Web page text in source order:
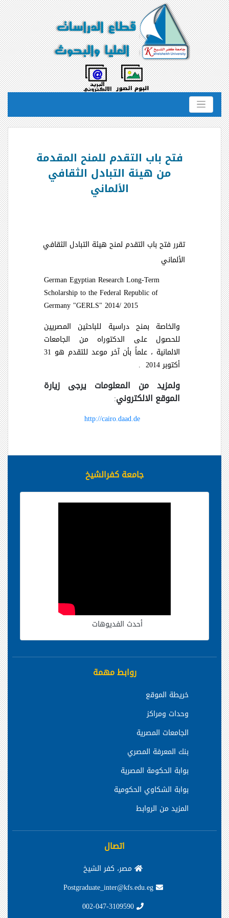
فتح باب التقدم للمنح المقدمة
من هيئة التبادل الثقافي
الألماني
تقرر فتح باب التقدم لمنح هيئة التبادل الثقافي
الألماني
German Egyptian Research Long-Term
Scholarship to the Federal Republic of
Germany "GERLS" 2014/ 2015
والخاصة بمنح دراسية للباحثين المصريين
للحصول على الدكتوراه من الجامعات
الالمانية ، علماً بأن آخر موعد للتقدم هو 31
أكتوبر 2014 .
ولمزيد من المعلومات يرجى زيارة
الموقع الالكتروني:
http://cairo.daad.de
جامعة كفرالشيخ
أحدث الفديوهات
روابط مهمة
خريطة الموقع
وحدات ومراكز
الجامعات المصرية
بنك المعرفة المصري
بوابة الحكومة المصرية
بوابة الشكاوي الحكومية
المزيد من الروابط
اتصال
مصر، كفر الشيخ
Postgraduate_inter@kfs.edu.eg